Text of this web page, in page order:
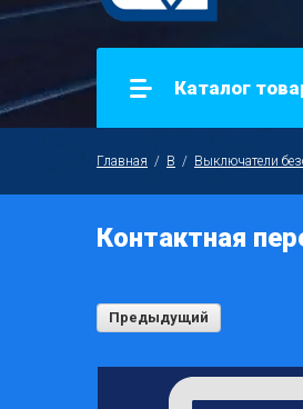
Каталог
Главная
  /
В
  /
Выключатели
Контактная
Предыдущий